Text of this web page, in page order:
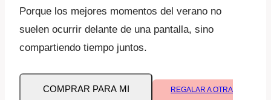
Porque los mejores momentos del verano no
suelen ocurrir delante de una pantalla, sino
compartiendo tiempo juntos.
E-
book:COMPRAR PARA MI REGALAR A OTRA